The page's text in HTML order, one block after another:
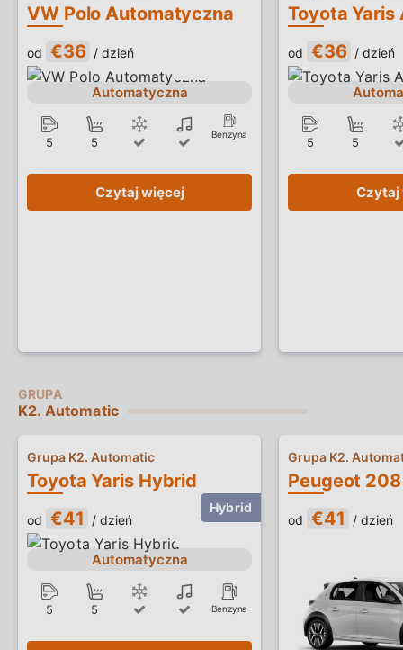
VW Polo Automatyczna
od €36 / dzień
Automatyczna
5 5
Benzyna
Czytaj więcej
od €36 / dzień
5 5
Czytaj
K2. Automatic
Toyota Yaris Hybrid
Grupa K2. Automatic
od €41 / dzień
Automatyczna
5 5 Benzyna
Grupa K2.
od €41 / dzień